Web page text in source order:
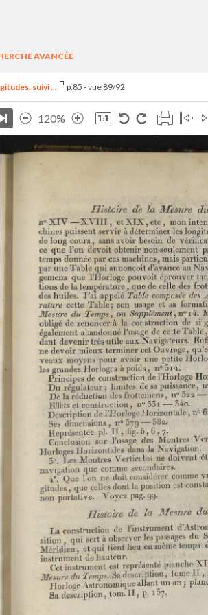
AVANCÉE
suivi ... p.85 - vue 89/92
120%